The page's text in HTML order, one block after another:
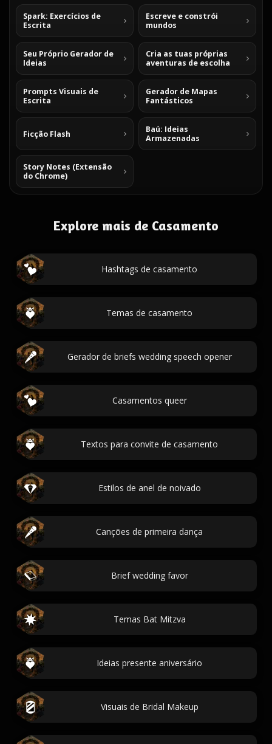
Spark: Exercícios de
Escrita
Escreve e constrói
mundos
Seu Próprio Gerador de
Ideias
Cria as tuas próprias
aventuras de escolha
Prompts Visuais de
Escrita
Gerador de Mapas
Fantásticos
Ficção Flash
Baú: Ideias
Armazenadas
Story Notes (Extensão
do Chrome)
Explore mais de Casamento
Hashtags de casamento
Temas de casamento
Gerador de briefs wedding speech opener
Casamentos queer
Textos para convite de casamento
Estilos de anel de noivado
Canções de primeira dança
Brief wedding favor
Temas Bat Mitzva
Ideias presente aniversário
Visuais de Bridal Makeup